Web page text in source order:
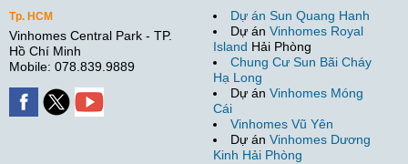
Tp. HCM
Vinhomes Central Park - TP.
Hồ Chí Minh
Mobile: 078.839.9889
Dự án Sun Quang Hanh
Dự án Vinhomes Royal
Island Hải Phòng
Chung Cư Sun Bãi Cháy
Hạ Long
Dự án Vinhomes Móng
Cái
Vinhomes Vũ Yên
Dự án Vinhomes Dương
Kinh Hải Phòng